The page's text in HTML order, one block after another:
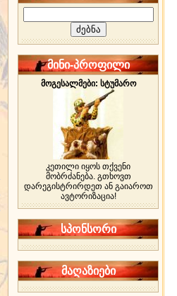
მინი-პროფილი
მოგესალმები: სტუმარო
კეთილი იყოს თქვენი
მობრძანება. გთხოვთ
დარეგისტრირდეთ ან გაიაროთ
ავტორიზაცია!
სპონსორი
მაღაზიები